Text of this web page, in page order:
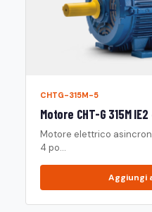
CHTG-315M-5
Motore CHT-G 315M
Motore elettrico
4 po...
Aggiungi